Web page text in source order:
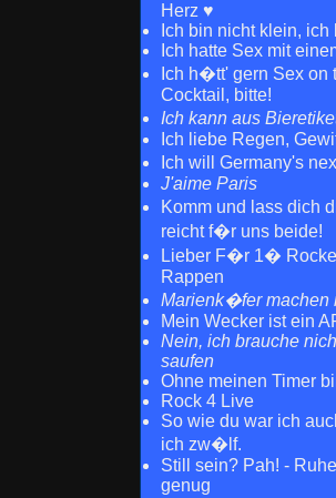
Herz ♥
Ich bin nicht klein,
Ich hatte Sex mit
Ich h�tt' gern Sex on
Cocktail, bitte!
Ich kann aus
Ich liebe Regen,
Ich will Germany's
J'aime Paris
Komm und lass dich
reicht f�r uns beide!
Lieber F�r 1�
Rappen
Marienk�fer
Mein Wecker ist ein
Nein, ich brauche
saufen
Ohne meinen Timer
Rock 4 Live
So wie du war ich
ich zw�lf.
Still sein? Pah! -
genug